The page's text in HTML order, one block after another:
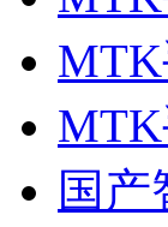
MTK
国产